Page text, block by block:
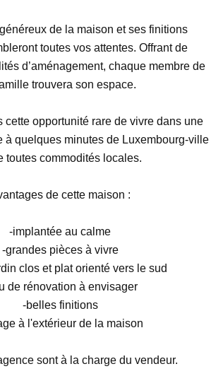
de la maison et ses finitions
toutes vos attentes. Offrant de
d’aménagement, chaque membre de
trouvera son espace.
cette opportunité rare de vivre dans une
à quelques minutes de Luxembourg-ville
toutes commodités locales.
de cette maison :
-implantée au calme
-grandes pièces à vivre
clos et plat orienté vers le sud
de rénovation à envisager
-belles finitions
à l'extérieur de la maison
sont à la charge du vendeur.